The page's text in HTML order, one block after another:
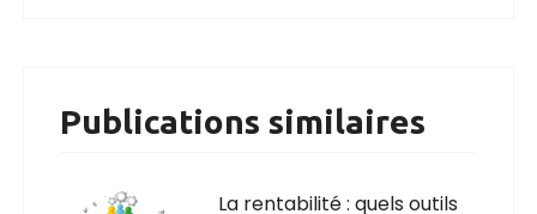
Publications similaires
La rentabilité : quels outils